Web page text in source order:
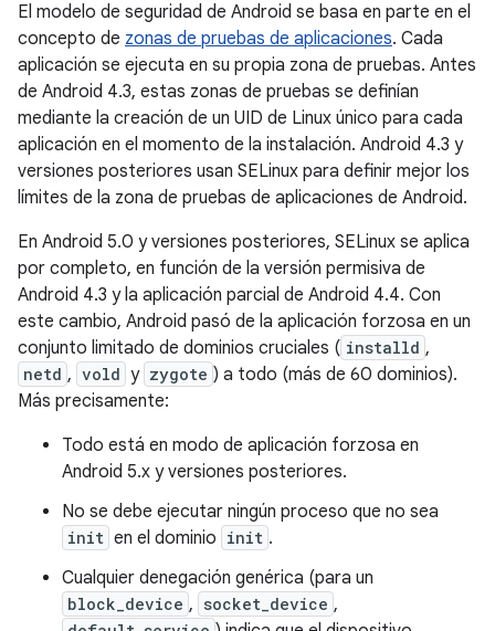
El modelo de seguridad de Android se basa en parte en el
concepto de zonas de pruebas de aplicaciones. Cada
aplicación se ejecuta en su propia zona de pruebas. Antes
de Android 4.3, estas zonas de pruebas se definían
mediante la creación de un UID de Linux único para cada
aplicación en el momento de la instalación. Android 4.3 y
versiones posteriores usan SELinux para definir mejor los
límites de la zona de pruebas de aplicaciones de Android.
En Android 5.0 y versiones posteriores, SELinux se aplica
por completo, en función de la versión permisiva de
Android 4.3 y la aplicación parcial de Android 4.4. Con
este cambio, Android pasó de la aplicación forzosa en un
conjunto limitado de dominios cruciales ( installd ,
netd , vold y zygote ) a todo (más de 60 dominios).
Más precisamente:
Todo está en modo de aplicación forzosa en
Android 5.x y versiones posteriores.
No se debe ejecutar ningún proceso que no sea
init en el dominio init .
Cualquier denegación genérica (para un
block_device , socket_device ,